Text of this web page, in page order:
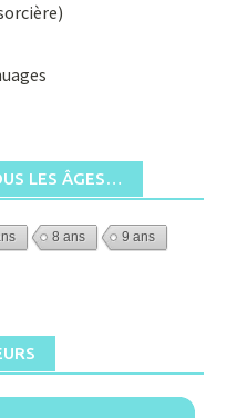
LES ÂGES…
8 ans 9 ans